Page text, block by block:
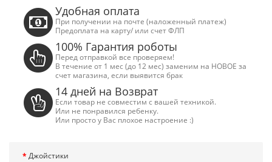
Удобная оплата
При получении на почте (наложенный платеж)
Предоплата на карту/ или счет ФЛП
100% Гарантия роботы
Перед отправкой все проверяем!
В течение от 1 мес (до 12 мес) заменим на НОВОЕ за
счет магазина, если выявится брак
14 дней на Возврат
Если товар не совместим с вашей техникой.
Или не понравился ребенку.
Или просто у Вас плохое настроение :)
Джойстики